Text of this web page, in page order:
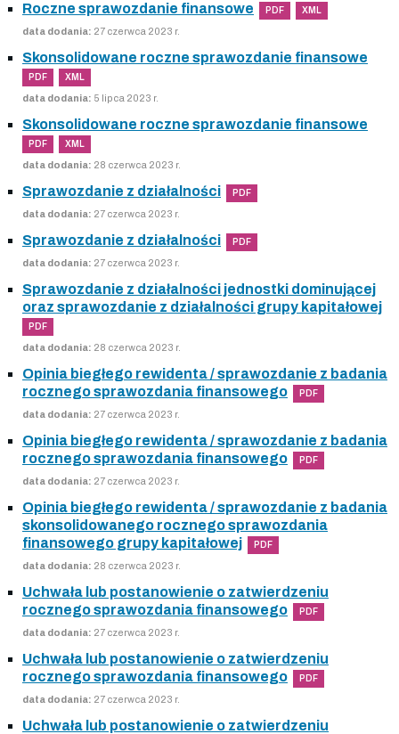
Roczne sprawozdanie finansowe PDF XML
data dodania: 27 czerwca 2023 r.
Skonsolidowane roczne sprawozdanie finansowe
PDF XML
data dodania: 5 lipca 2023 r.
Skonsolidowane roczne sprawozdanie finansowe
PDF XML
data dodania: 28 czerwca 2023 r.
Sprawozdanie z działalności PDF
data dodania: 27 czerwca 2023 r.
Sprawozdanie z działalności PDF
data dodania: 27 czerwca 2023 r.
Sprawozdanie z działalności jednostki dominującej
oraz sprawozdanie z działalności grupy kapitałowej
PDF
data dodania: 28 czerwca 2023 r.
Opinia biegłego rewidenta / sprawozdanie z badania
rocznego sprawozdania finansowego
PDF
data dodania: 27 czerwca 2023 r.
Opinia biegłego rewidenta / sprawozdanie z badania
rocznego sprawozdania finansowego
PDF
data dodania: 27 czerwca 2023 r.
Opinia biegłego rewidenta / sprawozdanie z badania
skonsolidowanego rocznego sprawozdania
finansowego grupy kapitałowej
PDF
data dodania: 28 czerwca 2023 r.
Uchwała lub postanowienie o zatwierdzeniu
rocznego sprawozdania finansowego
PDF
data dodania: 27 czerwca 2023 r.
Uchwała lub postanowienie o zatwierdzeniu
rocznego sprawozdania finansowego
PDF
data dodania: 27 czerwca 2023 r.
Uchwała lub postanowienie o zatwierdzeniu